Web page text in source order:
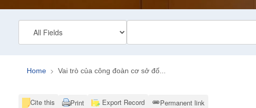
Home Vai trò của công đoàn cơ sở đố...
Cite this Print Export Record Permanent link